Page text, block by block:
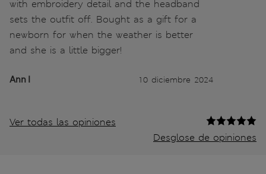
with embroidery detail and the headband
sets the outfit off. Bought as a gift for a
newborn for when the weather is better
and she is a little bigger!
Ann I 10 diciembre 2024
Ver todas las opiniones
Desglose de opiniones